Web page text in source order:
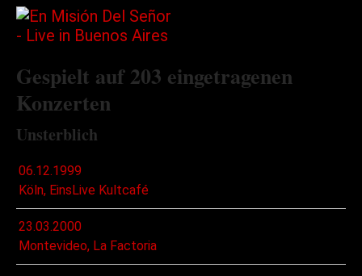
Gespielt auf 203 eingetragenen
Konzerten
Unsterblich
06.12.1999
Köln, EinsLive Kultcafé
23.03.2000
Montevideo, La Factoria